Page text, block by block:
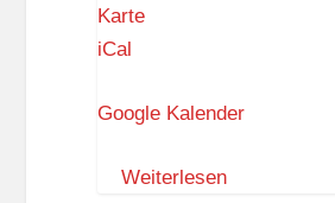
KarteF
u
S
iCal
Google Kalender
Weiterlesen